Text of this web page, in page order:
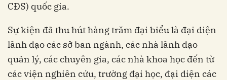
CĐS) quốc gia.
Sự kiện đã thu hút hàng trăm đại biểu là đại diện
lãnh đạo các sở ban ngành, các nhà lãnh đạo
quản lý, các chuyên gia, các nhà khoa học đến từ
các viện nghiên cứu, trường đại học, đại diện các